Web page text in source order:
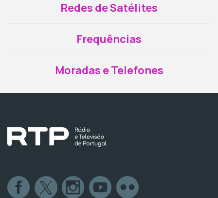
Redes de Satélites
Frequências
Moradas e Telefones